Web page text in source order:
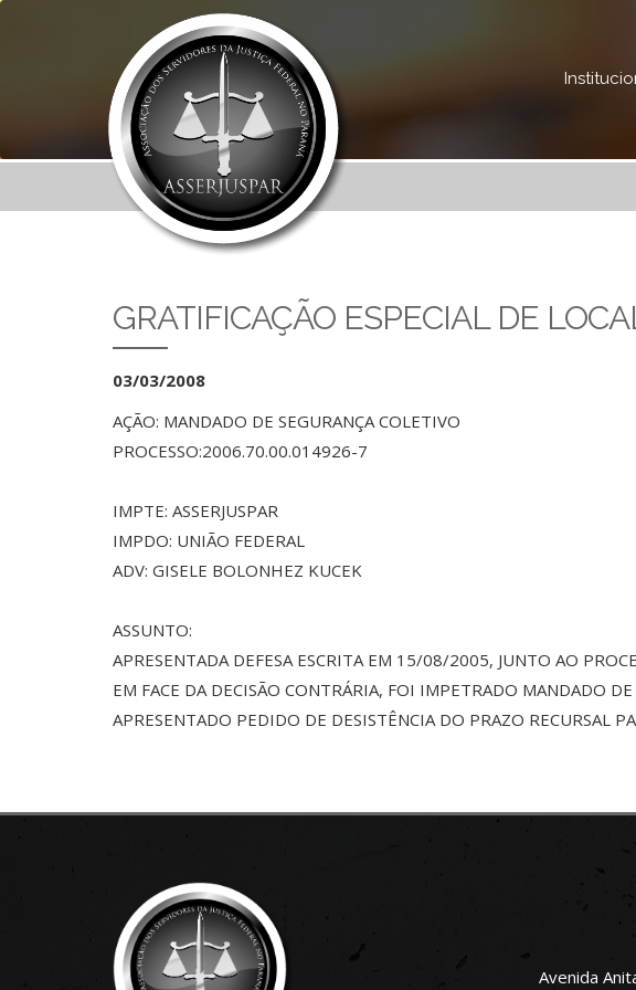
GRATIFICAÇÃO ESPECIAL DE
03/03/2008
AÇÃO: MANDADO DE SEGURANÇA COLETIVO
PROCESSO:2006.70.00.014926-7
IMPTE: ASSERJUSPAR
IMPDO: UNIÃO FEDERAL
ADV: GISELE BOLONHEZ KUCEK
ASSUNTO:
APRESENTADA DEFESA ESCRITA EM 15/08/2005, JUNTO AO
EM FACE DA DECISÃO CONTRÁRIA, FOI IMPETRADO MANDADO
APRESENTADO PEDIDO DE DESISTÊNCIA DO PRAZO RECURSAL
Avenida